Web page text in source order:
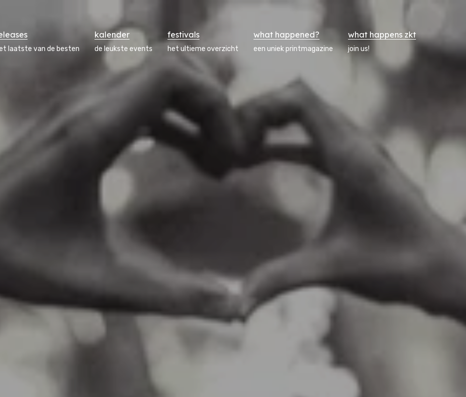
laatste van de besten
kalender
de leukste events
festivals
het ultieme overzicht
what happened?
een uniek printmagazine
what happens zkt
join us!